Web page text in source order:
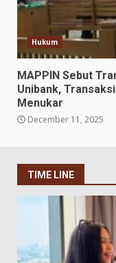
Hukum
MAPPIN Sebut
Unibank,
Menukar
December 11, 2025
TIME LINE